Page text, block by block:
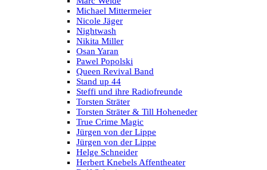
Michael Mittermeier
Nicole Jäger
Nightwash
Nikita Miller
Osan Yaran
Pawel Popolski
Queen Revival Band
Stand up 44
Steffi und ihre Radiofreunde
Torsten Sträter
Torsten Sträter & Till Hoheneder
True Crime Magic
Jürgen von der Lippe
Jürgen von der Lippe
Helge Schneider
Herbert Knebels Affentheater